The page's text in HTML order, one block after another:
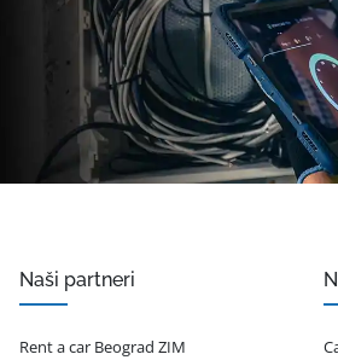
Naši partneri
Rent a car Beograd ZIM